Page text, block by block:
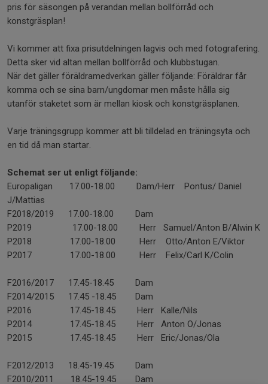
pris för säsongen på verandan mellan bollförråd och
konstgräsplan!
Vi kommer att fixa prisutdelningen lagvis och med fotografering.
Detta sker vid altan mellan bollförråd och klubbstugan.
När det gäller föräldramedverkan gäller följande: Föräldrar får
komma och se sina barn/ungdomar men måste hålla sig
utanför staketet som är mellan kiosk och konstgräsplanen.
Varje träningsgrupp kommer att bli tilldelad en träningsyta och
en tid då man startar.
Schemat ser ut enligt följande:
Europaligan 17.00-18.00 Dam/Herr Pontus/ Daniel
J/Mattias
F2018/2019 17.00-18.00 Dam
P2019 17.00-18.00 Herr Samuel/Anton B/Alwin K
P2018 17.00-18.00 Herr Otto/Anton E/Viktor
P2017 17.00-18.00 Herr Felix/Carl K/Colin
F2016/2017 17.45-18.45 Dam
F2014/2015 17.45 -18.45 Dam
P2016 17.45-18.45 Herr Kalle/Nils
P2014 17.45-18.45 Herr Anton O/Jonas
P2015 17.45-18.45 Herr Eric/Jonas/Ola
F2012/2013 18.45-19.45 Dam
F2010/2011 18.45-19.45 Dam